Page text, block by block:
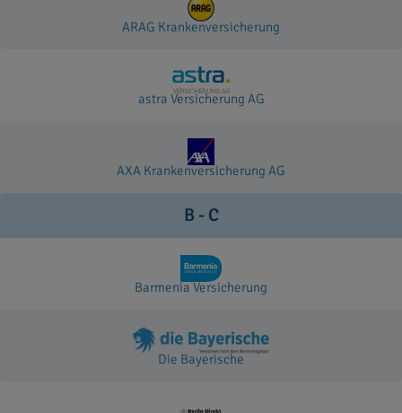
ARAG Krankenversicherung
astra Versicherung AG
AXA Krankenversicherung AG
B - C
Barmenia Versicherung
Die Bayerische